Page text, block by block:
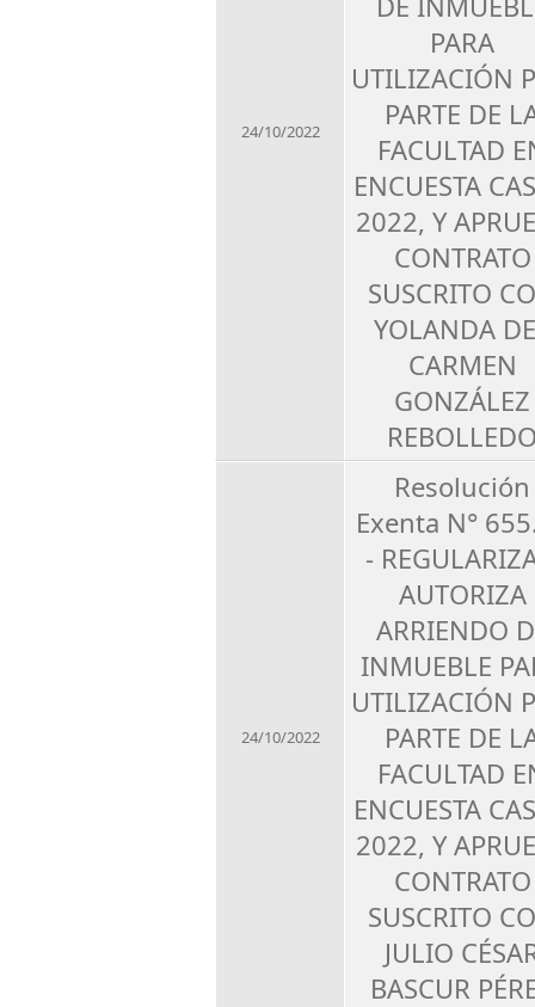
24/10/2022
PARA
UTILIZACIÓN
PARTE DE
FACULTAD
ENCUESTA
2022, Y
CONTRATO
SUSCRITO
YOLANDA
CARMEN
GONZÁLEZ
24/10/2022
Resolución
Exenta N°
-
AUTORIZA
ARRIENDO
INMUEBLE
UTILIZACIÓN
PARTE DE
FACULTAD
ENCUESTA
2022, Y
CONTRATO
SUSCRITO
JULIO
BASCUR